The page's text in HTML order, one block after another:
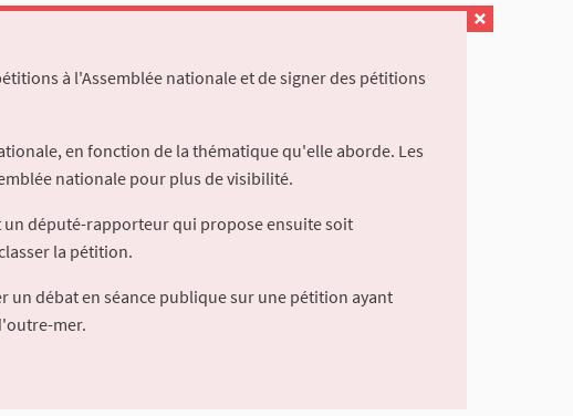
à l'Assemblée nationale et de signer des pétitions
en fonction de la thématique qu'elle aborde. Les
nationale pour plus de visibilité.
député-rapporteur qui propose ensuite soit
la pétition.
un débat en séance publique sur une pétition ayant
mer.